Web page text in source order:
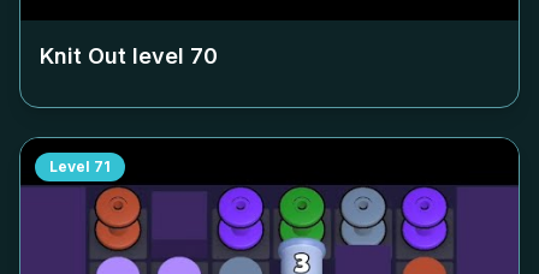
Knit Out level 70
Level 71